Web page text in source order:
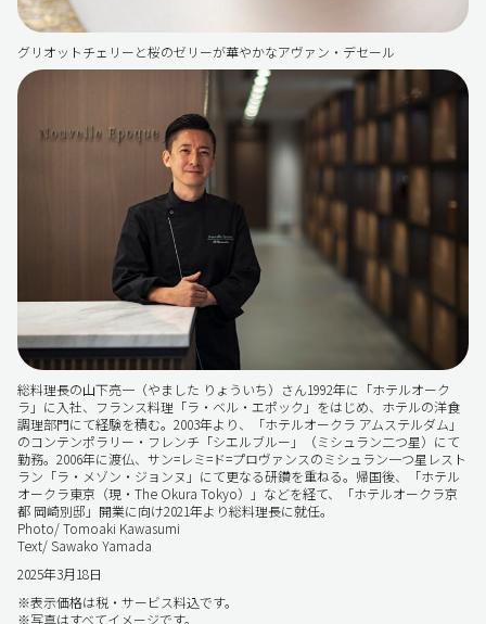
グリオットチェリーと桜のゼリーが華やかなアヴァン・デセール
総料理長の山下亮一（やました りょういち）さん1992年に「ホテルオーク
ラ」に入社、フランス料理「ラ・ベル・エポック」をはじめ、ホテルの洋食
調理部門にて経験を積む。2003年より、「ホテルオークラ アムステルダム」
のコンテンポラリー・フレンチ「シエルブルー」（ミシュラン二つ星）にて
勤務。2006年に渡仏、サン=レミ=ド=プロヴァンスのミシュラン一つ星レスト
ラン「ラ・メゾン・ジョンヌ」にて更なる研鑽を重ねる。帰国後、「ホテル
オークラ東京（現・The Okura Tokyo）」などを経て、「ホテルオークラ京
都 岡崎別邸」開業に向け2021年より総料理長に就任。
Photo/ Tomoaki Kawasumi
Text/ Sawako Yamada
2025年3月18日
※表示価格は税・サービス料込です。
※写真はすべてイメージです。